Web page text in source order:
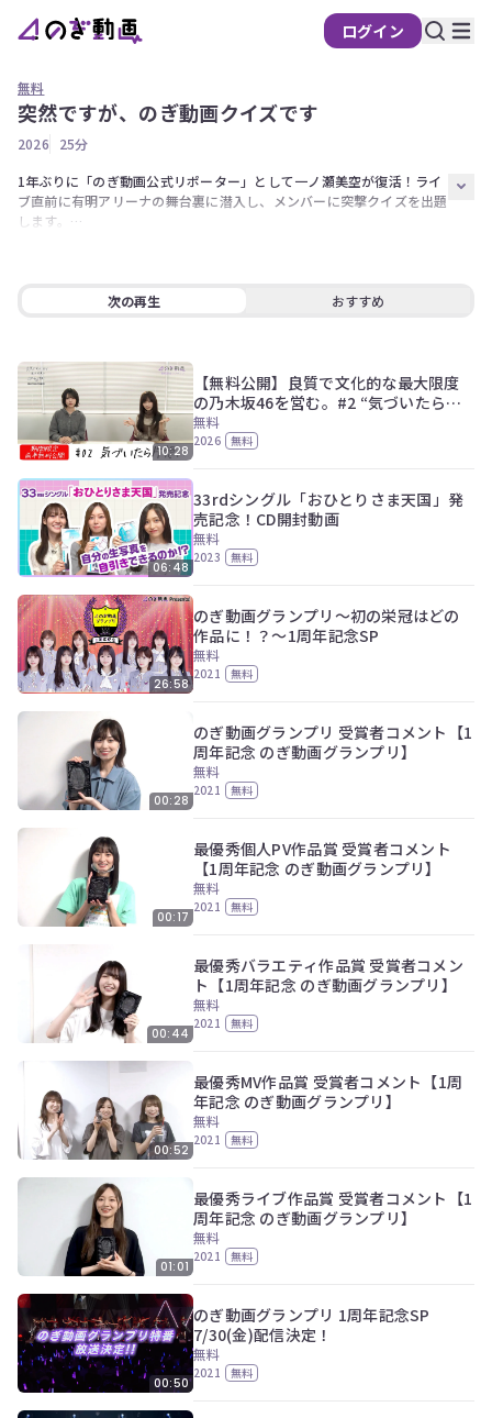
ログイン
0:00 / 25:01
無料
突然ですが、のぎ動画クイズです
2026
25分
1年ぶりに「のぎ動画公式リポーター」として一ノ瀬美空が復活！ライ
ブ直前に有明アリーナの舞台裏に潜入し、メンバーに突撃クイズを出題
します。
組に出演したメンバーの直筆サインを入れてプレゼント！
詳しくはのぎ動画内に掲載の「お知らせ」よりご確認ください！
【出演者】
リポーター：一ノ瀬美空
出演メンバー：愛宕心響、池田瑛紗、岩本蓮加、小川彩、瀬戸口心月、
筒井あやめ、林瑠奈、弓木奈於
次の再生 おすすめ
10:28
【無料公開】良質で文化的な最大限度
の乃木坂46を営む。#2 “気づいたら片
想い” Music Video
無料
2026 無料
06:48
33rdシングル「おひとりさま天国」発
売記念！CD開封動画
無料
2023 無料
26:58
のぎ動画グランプリ～初の栄冠はどの
作品に！？～1周年記念SP
無料
2021 無料
00:28
のぎ動画グランプリ 受賞者コメント【1
周年記念 のぎ動画グランプリ】
無料
2021 無料
00:17
最優秀個人PV作品賞 受賞者コメント
【1周年記念 のぎ動画グランプリ】
無料
2021 無料
00:44
最優秀バラエティ作品賞 受賞者コメン
ト【1周年記念 のぎ動画グランプリ】
無料
2021 無料
00:52
最優秀MV作品賞 受賞者コメント【1周
年記念 のぎ動画グランプリ】
無料
2021 無料
01:01
最優秀ライブ作品賞 受賞者コメント【1
周年記念 のぎ動画グランプリ】
無料
2021 無料
00:50
のぎ動画グランプリ 1周年記念SP
7/30(金)配信決定！
無料
2021 無料